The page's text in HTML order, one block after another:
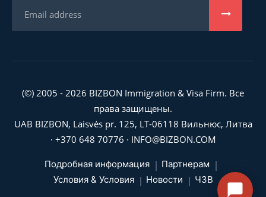
(©) 2005 - 2026 BIZBON Immigration & Visa Firm. Все
права защищены.
UAB BIZBON, Laisvės pr. 125, LT-06118 Вильнюс, Литва
· +370 648 70776 · INFO@BIZBON.COM
Подробная информация
Партнерам
Условия & Условия
Новости ЧЗВ